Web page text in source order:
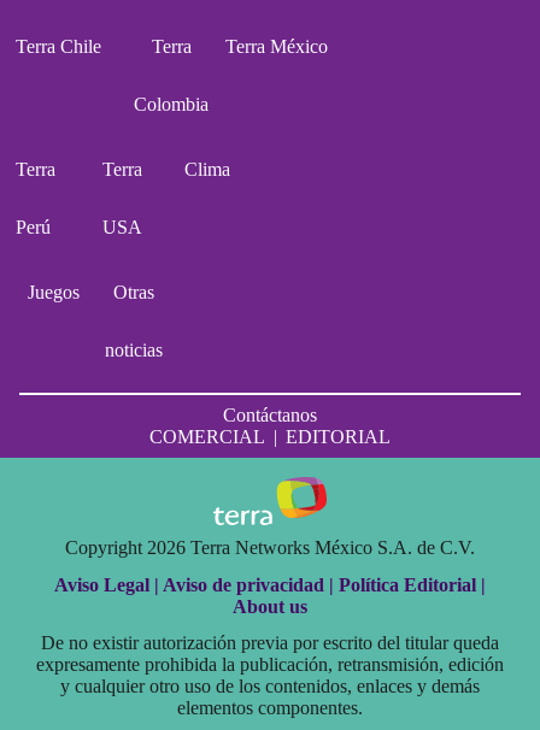
Terra Chile Terra
Colombia
Terra México
Terra
Perú
Terra
USA
Clima
Juegos Otras
noticias
Contáctanos
COMERCIAL | EDITORIAL
Copyright 2026 Terra Networks México S.A. de C.V.
Aviso Legal | Aviso de privacidad | Política Editorial |
About us
De no existir autorización previa por escrito del titular queda
expresamente prohibida la publicación, retransmisión, edición
y cualquier otro uso de los contenidos, enlaces y demás
elementos componentes.